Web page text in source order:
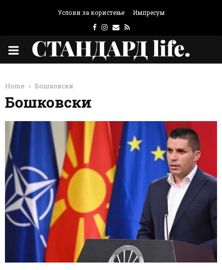
Услови за користење Импресум
Facebook
Instagram
Email
Rss
PRIMARY
Home Бошковски
Бошковски